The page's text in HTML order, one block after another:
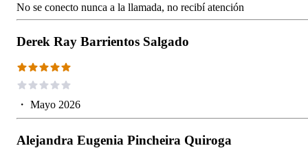
No se conecto nunca a la llamada, no recibí atención
Derek Ray Barrientos Salgado
・ Mayo 2026
Alejandra Eugenia Pincheira Quiroga